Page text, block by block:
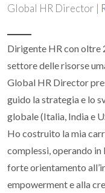
Global HR Director |
Dirigente HR con oltre
settore delle risorse
Global HR Director
guido la strategia e lo
globale (Italia, India e
Ho costruito la mia
complessi, operando in
forte orientamento
empowerment e alla